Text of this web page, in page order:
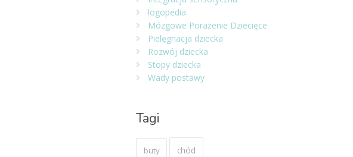
logopedia
Mózgowe Porażenie Dziecięce
Pielęgnacja dziecka
Rozwój dziecka
Stopy dziecka
Wady postawy
Tagi
buty chód